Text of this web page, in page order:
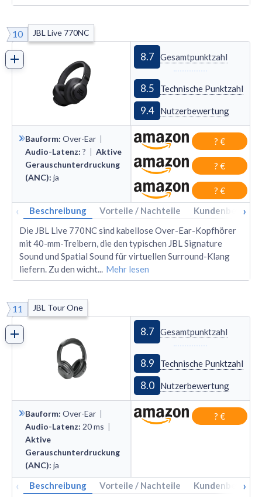
10 JBL Live 770NC
8.7 Gesamtpunktzahl
8.5 Technische Punktzahl
9.4 Nutzerbewertung
Bauform: Over-Ear |
Audio-Latenz: ? | Aktive
Gerauschunterdruckung
(ANC): ja
? €
? €
? €
‹ Beschreibung Vorteile / Nachteile ›
Die JBL Live 770NC sind kabellose Over-Ear-Kopfhörer
mit 40-mm-Treibern, die den typischen JBL Signature
Sound und Spatial Sound für virtuellen Surround-Klang
liefern. Zu den wicht... Mehr lesen
11 JBL Tour One
8.7 Gesamtpunktzahl
8.9 Technische Punktzahl
8.0 Nutzerbewertung
Bauform: Over-Ear |
Audio-Latenz: 20ms |
Aktive
Gerauschunterdruckung
(ANC): ja
? €
‹ Beschreibung Vorteile / Nachteile ›